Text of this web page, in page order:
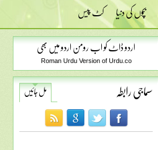
بچوں کی دنیا کٹ پیس
اردو ڈاٹ کو اب رومن اردو میں بھی
Roman Urdu Version of Urdu.co
سماجی رابطہ مل جائیں